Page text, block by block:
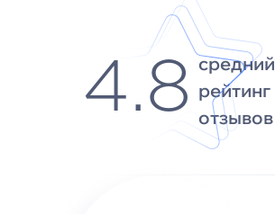
4.8 средний
рейтинг
отзывов